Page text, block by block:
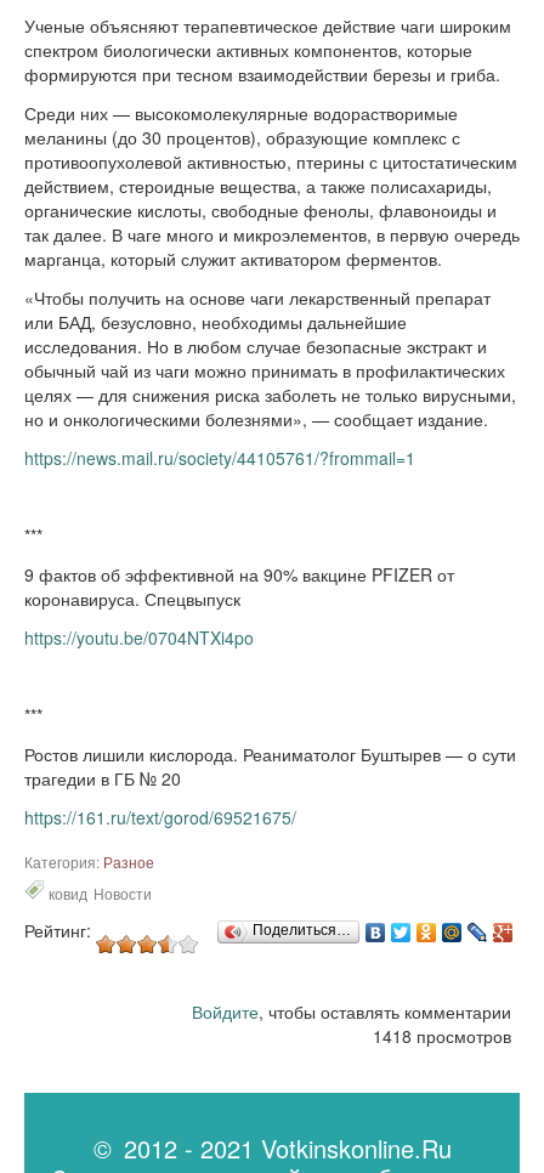
Ученые объясняют терапевтическое действие чаги широким
спектром биологически активных компонентов, которые
формируются при тесном взаимодействии березы и гриба.
Среди них — высокомолекулярные водорастворимые
меланины (до 30 процентов), образующие комплекс с
противоопухолевой активностью, птерины с цитостатическим
действием, стероидные вещества, а также полисахариды,
органические кислоты, свободные фенолы, флавоноиды и
так далее. В чаге много и микроэлементов, в первую очередь
марганца, который служит активатором ферментов.
«Чтобы получить на основе чаги лекарственный препарат
или БАД, безусловно, необходимы дальнейшие
исследования. Но в любом случае безопасные экстракт и
обычный чай из чаги можно принимать в профилактических
целях — для снижения риска заболеть не только вирусными,
но и онкологическими болезнями», — сообщает издание.
https://news.mail.ru/society/44105761/?frommail=1
***
9 фактов об эффективной на 90% вакцине PFIZER от
коронавируса. Спецвыпуск
https://youtu.be/0704NTXi4po
***
Ростов лишили кислорода. Реаниматолог Буштырев — о сути
трагедии в ГБ № 20
https://161.ru/text/gorod/69521675/
Категория: Разное
ковид Новости
Рейтинг: Поделиться…
Войдите, чтобы оставлять комментарии
1418 просмотров
© 2012 - 2021 Votkinskonline.Ru